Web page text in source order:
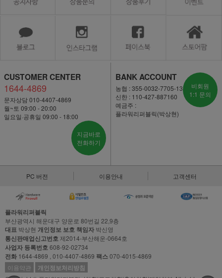
CUSTOMER CENTER
1644-4869
문자상담 010-4407-4869
월~토 09:00 - 20:00
일요일·공휴일 09:00 - 18:00
지금바로
전화하기
BANK ACCOUNT
농협 : 355-0032-7705-13
신한 : 110-427-887160
예금주 :
플라워리퍼블릭(박상현)
비회원
1:1 문의
PC 버전 이용안내 고객센터
플라워리퍼블릭
부산광역시 해운대구 양운로 80번길 22,9층
대표 박상현 개인정보 보호 책임자 박신영
통신판매업신고번호제2014-부산해운-0664호
사업자 등록번호608-92-02734
전화 1644-4869 , 010-4407-4869 팩스070-4015-4869
이용약관
개인정보처리방침